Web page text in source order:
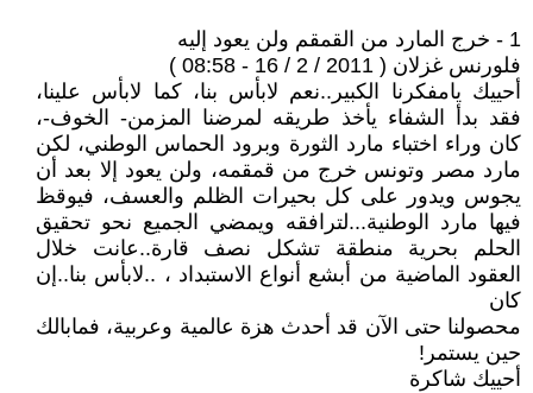
1 - خرج المارد من القمقم ولن يعود إليه
فلورنس غزلان ( 2011 / 2 / 16 - 08:58 )
أحييك يامفكرنا الكبير..نعم لابأس بنا، كما لابأس علينا،
فقد بدأ الشفاء يأخذ طريقه لمرضنا المزمن- الخوف-،
كان وراء اختباء مارد الثورة وبرود الحماس الوطني، لكن
مارد مصر وتونس خرج من قمقمه، ولن يعود إلا بعد أن
يجوس ويدور على كل بحيرات الظلم والعسف، فيوقظ
فيها مارد الوطنية...لترافقه ويمضي الجميع نحو تحقيق
الحلم بحرية منطقة تشكل نصف قارة..عانت خلال
العقود الماضية من أبشع أنواع الاستبداد ، ..لابأس بنا..إن
كان
محصولنا حتى الآن قد أحدث هزة عالمية وعربية، فمابالك
حين يستمر!
أحييك شاكرة